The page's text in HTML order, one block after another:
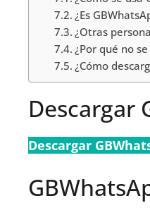
¿Es
¿Otras
¿Por qué no
¿Cómo
Descargar
Descargar